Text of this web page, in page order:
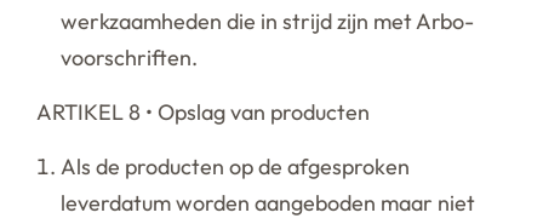
werkzaamheden die in strijd zijn met Arbo-
voorschriften.
ARTIKEL 8 • Opslag van producten
Als de producten op de afgesproken
leverdatum worden aangeboden maar niet